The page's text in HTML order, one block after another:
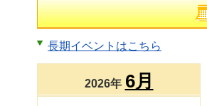
長期イベントはこちら
2026年 6月